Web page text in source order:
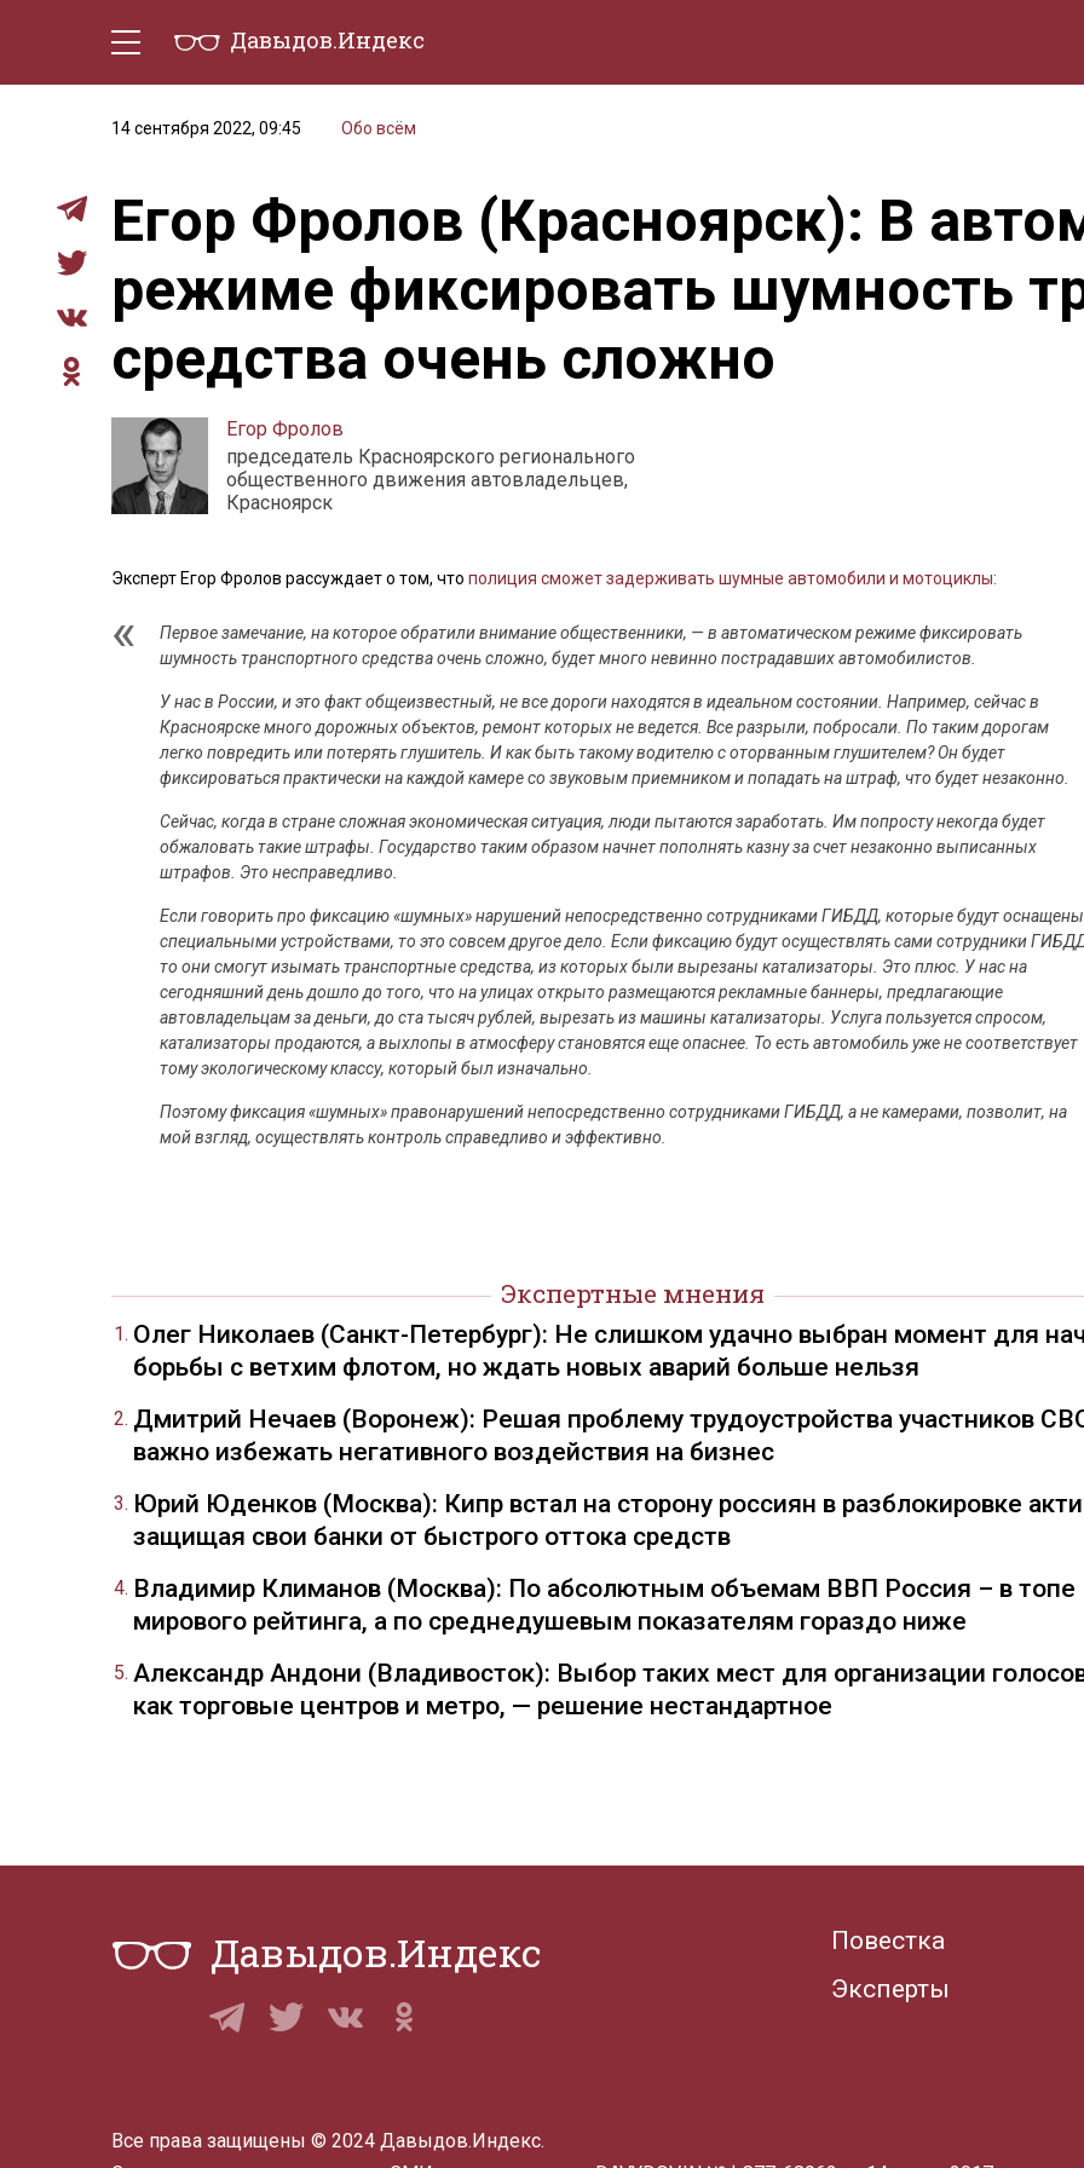
Давыдов.Индекс
14 сентября 2022, 09:45
Обо всём
Егор Фролов (Красноярск): В
режиме фиксировать шумность
средства очень сложно
Егор Фролов
председатель Красноярского регионального
общественного движения автовладельцев,
Красноярск
Эксперт Егор Фролов рассуждает о том, что полиция сможет задерживать шумные автомобили и мотоциклы:
Первое замечание, на которое обратили внимание общественники, — в автоматическом режиме фиксировать
шумность транспортного средства очень сложно, будет много невинно пострадавших автомобилистов.
У нас в России, и это факт общеизвестный, не все дороги находятся в идеальном состоянии. Например, сейчас в
Красноярске много дорожных объектов, ремонт которых не ведется. Все разрыли, побросали. По таким дорогам
легко повредить или потерять глушитель. И как быть такому водителю с оторванным глушителем? Он будет
фиксироваться практически на каждой камере со звуковым приемником и попадать на штраф, что будет незаконно.
Сейчас, когда в стране сложная экономическая ситуация, люди пытаются заработать. Им попросту некогда будет
обжаловать такие штрафы. Государство таким образом начнет пополнять казну за счет незаконно выписанных
штрафов. Это несправедливо.
Если говорить про фиксацию «шумных» нарушений непосредственно сотрудниками ГИБДД, которые будут оснащены
специальными устройствами, то это совсем другое дело. Если фиксацию будут осуществлять сами сотрудники
то они смогут изымать транспортные средства, из которых были вырезаны катализаторы. Это плюс. У нас на
сегодняшний день дошло до того, что на улицах открыто размещаются рекламные баннеры, предлагающие
автовладельцам за деньги, до ста тысяч рублей, вырезать из машины катализаторы. Услуга пользуется спросом,
катализаторы продаются, а выхлопы в атмосферу становятся еще опаснее. То есть автомобиль уже не соответствует
тому экологическому классу, который был изначально.
Поэтому фиксация «шумных» правонарушений непосредственно сотрудниками ГИБДД, а не камерами, позволит, на
мой взгляд, осуществлять контроль справедливо и эффективно.
Экспертные мнения
Олег Николаев (Санкт-Петербург): Не слишком удачно выбран момент для
борьбы с ветхим флотом, но ждать новых аварий больше нельзя
Дмитрий Нечаев (Воронеж): Решая проблему трудоустройства участников
важно избежать негативного воздействия на бизнес
Юрий Юденков (Москва): Кипр встал на сторону россиян в разблокировке
защищая свои банки от быстрого оттока средств
Владимир Климанов (Москва): По абсолютным объемам ВВП Россия – в топе
мирового рейтинга, а по среднедушевым показателям гораздо ниже
Александр Андони (Владивосток): Выбор таких мест для организации
как торговые центров и метро, — решение нестандартное
Давыдов.Индекс
Повестка
Эксперты
Все права защищены © 2024 Давыдов.Индекс.